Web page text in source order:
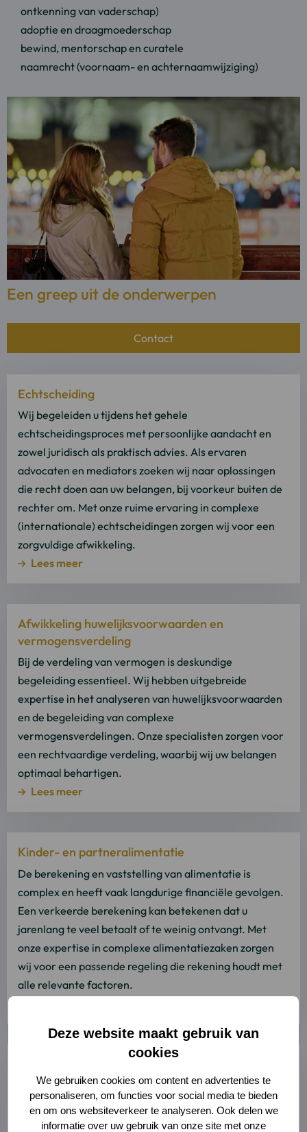
Deze website maakt gebruik van
cookies
We gebruiken cookies om content en advertenties te
personaliseren, om functies voor social media te bieden
en om ons websiteverkeer te analyseren. Ook delen we
informatie over uw gebruik van onze site met onze
ontkenning van vaderschap)
adoptie en draagmoederschap
bewind, mentorschap en curatele
naamrecht (voornaam- en achternaamwijziging)
Een greep uit de onderwerpen
Contact
Echtscheiding
Wij begeleiden u tijdens het gehele
echtscheidingsproces met persoonlijke aandacht en
zowel juridisch als praktisch advies. Als ervaren
advocaten en mediators zoeken wij naar oplossingen
die recht doen aan uw belangen, bij voorkeur buiten de
rechter om. Met onze ruime ervaring in complexe
(internationale) echtscheidingen zorgen wij voor een
zorgvuldige afwikkeling.
Lees meer
meer
over
Lees
meer
Afwikkeling huwelijksvoorwaarden en
vermogensverdeling
Bij de verdeling van vermogen is deskundige
begeleiding essentieel. Wij hebben uitgebreide
expertise in het analyseren van huwelijksvoorwaarden
en de begeleiding van complexe
vermogensverdelingen. Onze specialisten zorgen voor
een rechtvaardige verdeling, waarbij wij uw belangen
optimaal behartigen.
Lees meer
meer
over
Lees
meer
Kinder- en partneralimentatie
De berekening en vaststelling van alimentatie is
complex en heeft vaak langdurige financiële gevolgen.
Een verkeerde berekening kan betekenen dat u
jarenlang te veel betaalt of te weinig ontvangt. Met
onze expertise in complexe alimentatiezaken zorgen
wij voor een passende regeling die rekening houdt met
alle relevante factoren.
meer
over
Lees
meer
Bij gezag en omgang staat het welzijn van uw kinderen
centraal. Daarbij kunnen wensen en belangen botsen.
Wij helpen u bij het maken van werkbare afspraken in
meer